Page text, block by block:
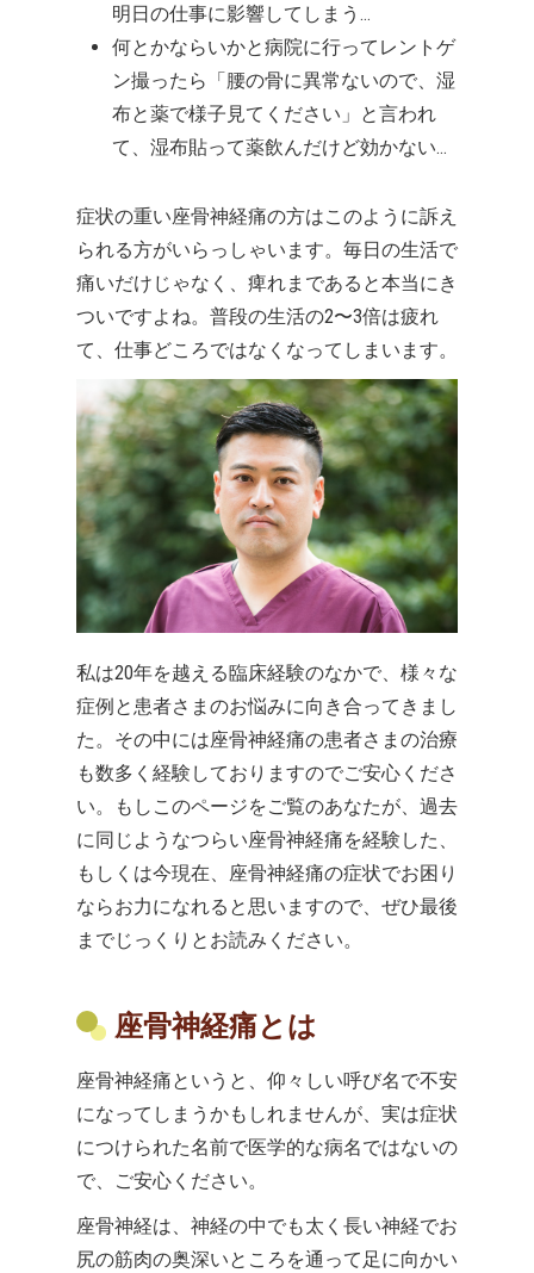
明日の仕事に影響してしまう…
何とかならいかと病院に行ってレントゲ
ン撮ったら「腰の骨に異常ないので、湿
布と薬で様子見てください」と言われ
て、湿布貼って薬飲んだけど効かない…
症状の重い座骨神経痛の方はこのように訴え
られる方がいらっしゃいます。毎日の生活で
痛いだけじゃなく、痺れまであると本当にき
ついですよね。普段の生活の2〜3倍は疲れ
て、仕事どころではなくなってしまいます。
私は20年を越える臨床経験のなかで、様々な
症例と患者さまのお悩みに向き合ってきまし
た。その中には座骨神経痛の患者さまの治療
も数多く経験しておりますのでご安心くださ
い。もしこのページをご覧のあなたが、過去
に同じようなつらい座骨神経痛を経験した、
もしくは今現在、座骨神経痛の症状でお困り
ならお力になれると思いますので、ぜひ最後
までじっくりとお読みください。
座骨神経痛とは
座骨神経痛というと、仰々しい呼び名で不安
になってしまうかもしれませんが、実は症状
につけられた名前で医学的な病名ではないの
で、ご安心ください。
座骨神経は、神経の中でも太く長い神経でお
尻の筋肉の奥深いところを通って足に向かい